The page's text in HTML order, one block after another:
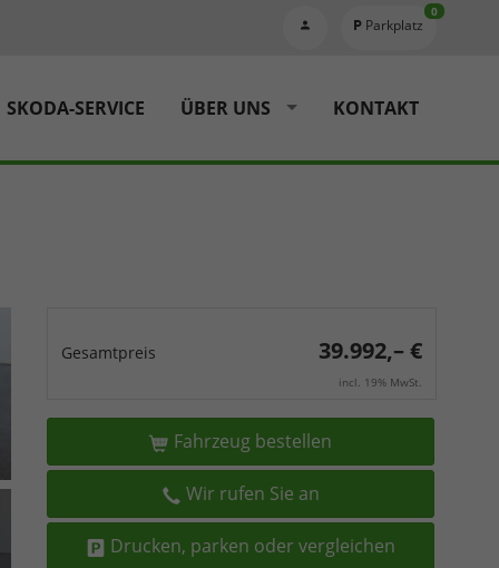
Parkplatz
0
SKODA-SERVICE ÜBER UNS KONTAKT
Gesamtpreis 39.992,– €
incl. 19% MwSt.
Fahrzeug bestellen
Wir rufen Sie an
Drucken, parken oder vergleichen